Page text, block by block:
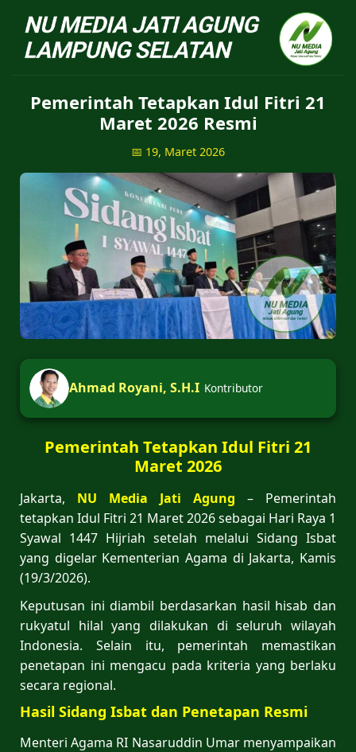
NU Jatiagung - Situs
Pemerintah Tetapkan Idul Fitri 21
Maret 2026 Resmi
📅 19, Maret 2026
Ahmad Royani, S.H.I Kontributor
Pemerintah Tetapkan Idul Fitri 21
Maret 2026
Jakarta, NU Media Jati Agung – Pemerintah
tetapkan Idul Fitri 21 Maret 2026 sebagai Hari Raya 1
Syawal 1447 Hijriah setelah melalui Sidang Isbat
yang digelar Kementerian Agama di Jakarta, Kamis
(19/3/2026).
Keputusan ini diambil berdasarkan hasil hisab dan
rukyatul hilal yang dilakukan di seluruh wilayah
Indonesia. Selain itu, pemerintah memastikan
penetapan ini mengacu pada kriteria yang berlaku
secara regional.
Hasil Sidang Isbat dan Penetapan Resmi
Menteri Agama RI Nasaruddin Umar menyampaikan